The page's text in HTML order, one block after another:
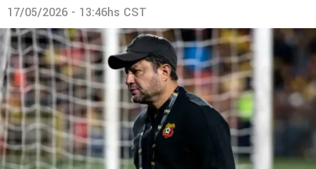
17/05/2026 - 13:46hs CST